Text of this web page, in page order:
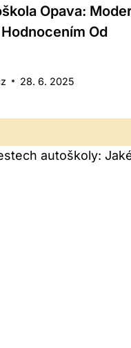
Opava:
Od
28. 6. 2025